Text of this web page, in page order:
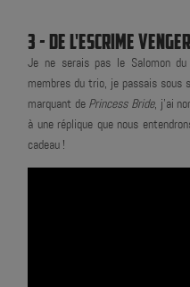
3 - DE L'ESCRIME
Je ne serais pas le Salomon
membres du trio, je passais sous
marquant de Princess Bride, j'ai
à une réplique que nous
cadeau !